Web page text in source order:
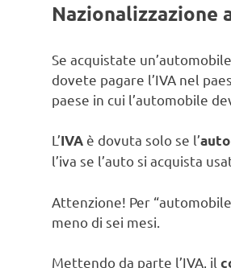
Nazionalizzazione
Se acquistate
dovete pagare l’IVA nel
paese in cui l’automobile
L’IVA è dovuta solo se l’auto
l’iva se l’auto si acquista
Attenzione! Per
meno di sei mesi.
Mettendo da parte l’IVA, il